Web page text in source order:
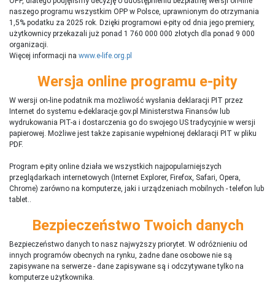
naszego programu wszystkim OPP w Polsce, uprawnionym do otrzymania
1,5% podatku za 2025 rok. Dzięki programowi e-pity od dnia jego premiery,
użytkownicy przekazali już ponad 1 760 000 000 złotych dla ponad 9 000
organizacji.
Więcej informacji na www.e-life.org.pl
Wersja online programu e-pity
W wersji on-line podatnik ma możliwość wysłania deklaracji PIT przez
Internet do systemu e-deklaracje.gov.pl Ministerstwa Finansów lub
wydrukowania PIT-a i dostarczenia go do swojego US tradycyjnie w wersji
papierowej. Możliwe jest także zapisanie wypełnionej deklaracji PIT w pliku
PDF.
Program e-pity online działa we wszystkich najpopularniejszych
przeglądarkach internetowych (Internet Explorer, Firefox, Safari, Opera,
Chrome) zarówno na komputerze, jaki i urządzeniach mobilnych - telefon lub
tablet..
Bezpieczeństwo Twoich danych
Bezpieczeństwo danych to nasz najwyższy priorytet. W odróżnieniu od
innych programów obecnych na rynku, żadne dane osobowe nie są
zapisywane na serwerze - dane zapisywane są i odczytywane tylko na
komputerze użytkownika.